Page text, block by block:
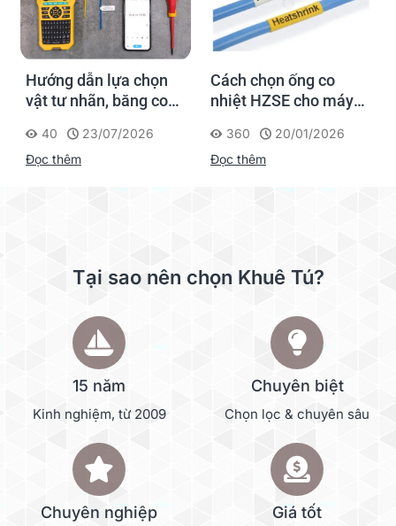
Hướng dẫn lựa chọn
vật tư nhãn, băng co
Supvan G15M Pro
40
23/07/2026
Đọc thêm
Cách chọn ống co
nhiệt HZSE cho máy in
360
20/01/2026
Đọc thêm
Tại sao nên chọn Khuê Tú?
15 năm
Kinh nghiệm, từ 2009
Chuyên biệt
Chọn lọc & chuyên sâu
Chuyên nghiệp Giá tốt